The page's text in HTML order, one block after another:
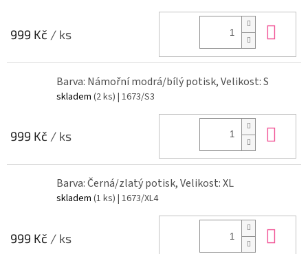
999 Kč / ks
Barva: Námořní modrá/bílý potisk, Velikost: S
skladem (2 ks) | 1673/S3
999 Kč / ks
Barva: Černá/zlatý potisk, Velikost: XL
skladem (1 ks) | 1673/XL4
999 Kč / ks